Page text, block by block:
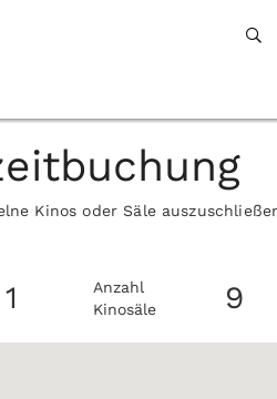
Kinos oder Säle
1
Anzahl
Kinosäle
9